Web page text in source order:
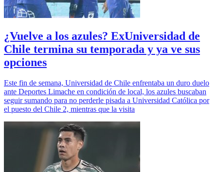
¿Vuelve a los azules? ExUniversidad de
Chile termina su temporada y ya ve sus
opciones
Este fin de semana, Universidad de Chile enfrentaba un duro duelo
ante Deportes Limache en condición de local, los azules buscaban
seguir sumando para no perderle pisada a Universidad Católica por
el puesto del Chile 2, mientras que la visita